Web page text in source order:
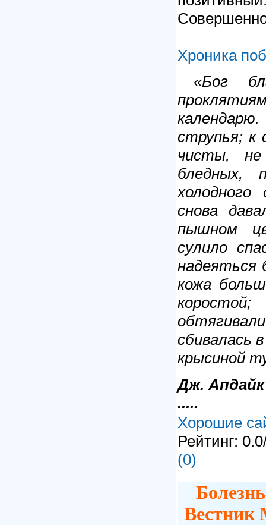
Хроника
«Бог
струпья; к
чисты, не
бледных,
снова
пышном
сулило
надеяться
кожа
сбивалась
крысиной
Дж.
.....
Хорошие
Рейтинг:
(0)
Вестник